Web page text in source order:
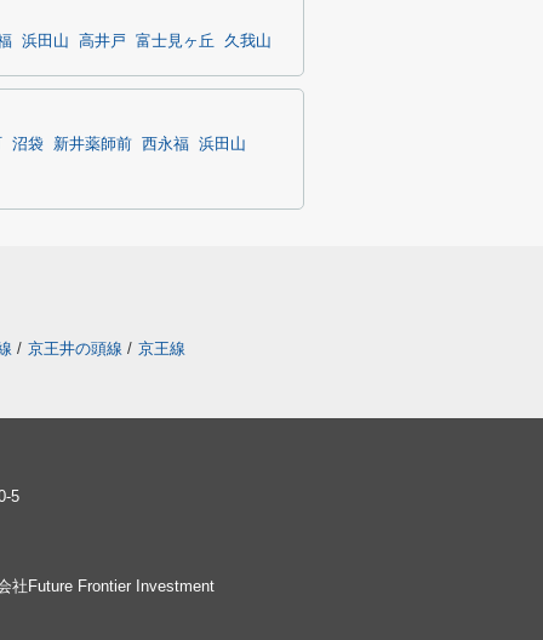
浜田山 高井戸 富士見ヶ丘 久我山
沼袋 新井薬師前 西永福 浜田山
/ 京王井の頭線 / 京王線
5
社Future Frontier Investment